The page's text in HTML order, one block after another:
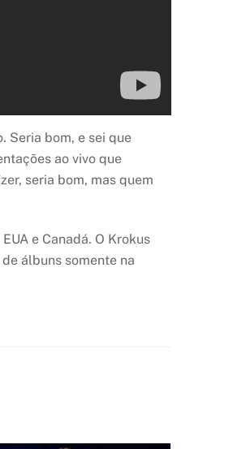
Seria bom, e sei que
ao vivo que
seria bom, mas quem
e Canadá. O Krokus
álbuns somente na